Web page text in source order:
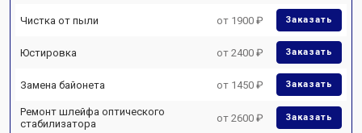
Чистка от пыли от 1900 ₽ Заказать
Юстировка от 2400 ₽ Заказать
Замена байонета от 1450 ₽ Заказать
Ремонт шлейфа оптического
стабилизатора
от 2600 ₽ Заказать